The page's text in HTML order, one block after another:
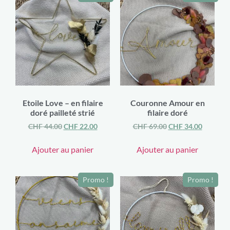
Etoile Love – en filaire
doré pailleté strié
CHF44.00 CHF22.00
Ajouter au panier
Couronne Amour en
filaire doré
CHF69.00 CHF34.00
Ajouter au panier
Promo ! Promo !